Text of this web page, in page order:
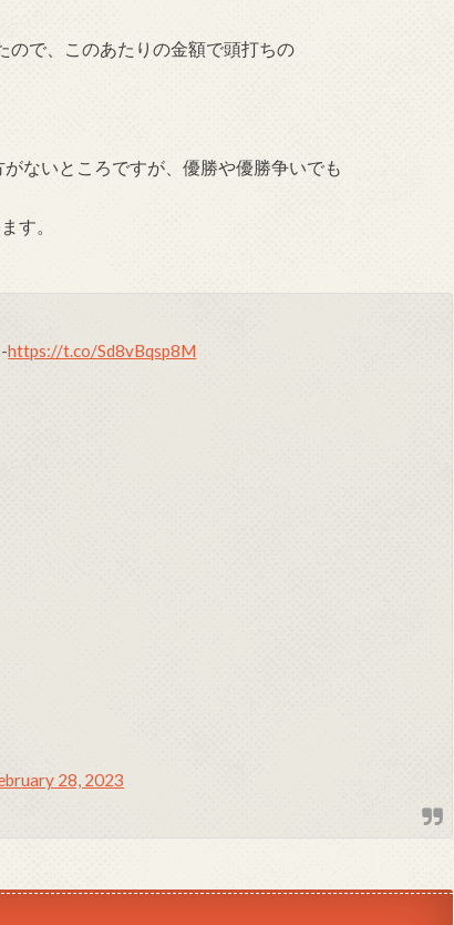
ので、このあたりの金額で頭打ちの
ないところですが、優勝や優勝争いでも
す。
https://t.co/Sd8vBqsp8M
28, 2023